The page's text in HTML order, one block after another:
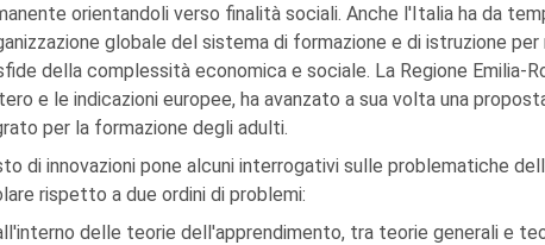
orientandoli verso finalità sociali. Anche l'Italia ha da
globale del sistema di formazione e di istruzione
della complessità economica e sociale. La Regione Emilia-
e le indicazioni europee, ha avanzato a sua volta una
per la formazione degli adulti.
di innovazioni pone alcuni interrogativi sulle problematiche
rispetto a due ordini di problemi:
delle teorie dell'apprendimento, tra teorie generali e